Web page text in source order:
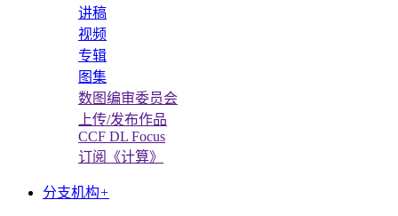
讲稿
视频
专辑
图集
数图编审委员会
上传/发布作品
CCF DL Focus
订阅《计算》
分支机构+